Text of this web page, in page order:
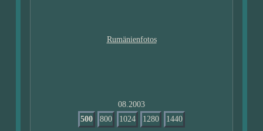
08.2003
500
800 1024 1280 1440